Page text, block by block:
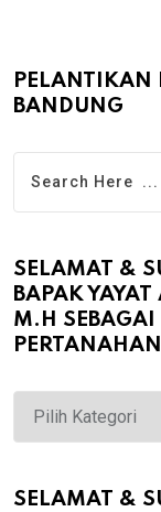
PELANTIKAN
BANDUNG
SELAMAT &
BAPAK
M.H SEBAGAI
atas
SELAMAT &